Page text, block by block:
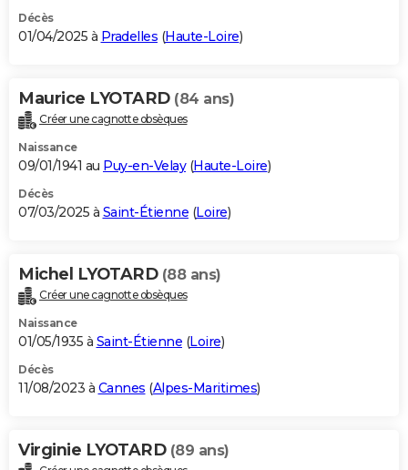
Décès
01/04/2025 à Pradelles (Haute-Loire)
Maurice LYOTARD (84 ans)
Créer une cagnotte obsèques
Naissance
09/01/1941 au Puy-en-Velay(Haute-Loire)
Décès
07/03/2025 à Saint-Étienne (Loire)
Michel LYOTARD (88 ans)
Créer une cagnotte obsèques
Naissance
01/05/1935 à Saint-Étienne (Loire)
Décès
11/08/2023 à Cannes (Alpes-Maritimes)
Virginie LYOTARD (89 ans)